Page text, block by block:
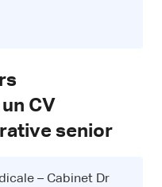
CV
senior
– Cabinet Dr